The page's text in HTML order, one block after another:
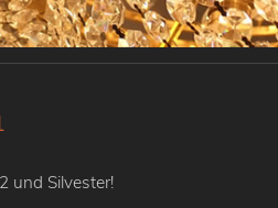
und Silvester!